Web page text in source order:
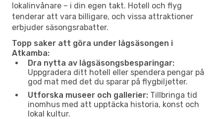
lokalinvånare – i din egen takt. Hotell och flyg
tenderar att vara billigare, och vissa attraktioner
erbjuder säsongsrabatter.
Topp saker att göra under lågsäsongen i
Atkamba:
Dra nytta av lågsäsongsbesparingar:
Uppgradera ditt hotell eller spendera pengar på
god mat med det du sparar på flygbiljetter.
Utforska museer och gallerier: Tillbringa tid
inomhus med att upptäcka historia, konst och
lokal kultur.